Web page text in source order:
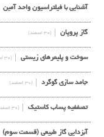
آشنایی با فیلتراسیون واحد آمین
گاز پروپان (۳۰ اسفند)
سوخت و پلیمرهای زیستی (۳۰ اسفند)
جامد سازی گوگرد (۳۰ اسفند)
تصففیه پساب کاستیک (۳۰ اسفند)
آبزدایی گاز طبیعی (قسمت سوم)